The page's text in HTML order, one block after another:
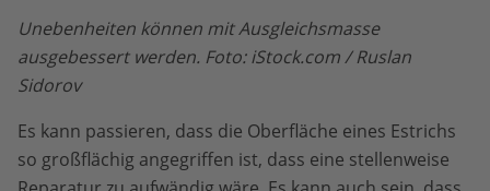
Unebenheiten können mit Ausgleichsmasse
ausgebessert werden. Foto: iStock.com / Ruslan
Sidorov
Es kann passieren, dass die Oberfläche eines Estrichs
so großflächig angegriffen ist, dass eine stellenweise